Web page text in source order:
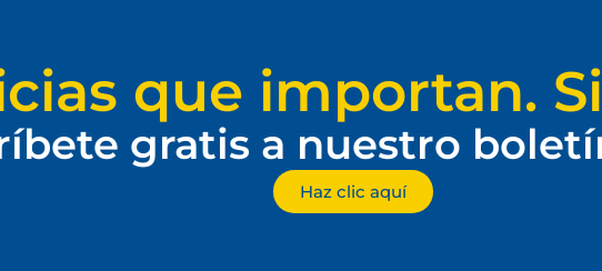
que importan.
gratis a nuestro
Haz clic aquí